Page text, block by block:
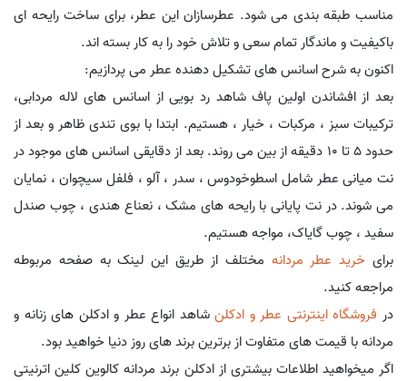
مناسب طبقه بندی می شود. عطرسازان این عطر، برای ساخت رایحه ای
باکیفیت و ماندگار تمام سعی و تلاش خود را به کار بسته اند.
اکنون به شرح اسانس های تشکیل دهنده عطر می پردازیم:
بعد از افشاندن اولین پاف شاهد رد بویی از اسانس های لاله مردابی،
ترکیبات سبز ، مرکبات ، خیار ، هستیم. ابتدا با بوی تندی ظاهر و بعد از
حدود 5 تا 10 دقیقه از بین می روند. بعد از دقایقی اسانس های موجود در
نت میانی عطر شامل اسطوخودوس ، سدر ، آلو ، فلفل سیچوان ، نمایان
می شوند. در نت پایانی با رایحه های مشک ، نعناع هندی ، چوب صندل
سفید ، چوب گایاک، مواجه هستیم.
برای خرید عطر مردانه مختلف از طریق این لینک به صفحه مربوطه
مراجعه کنید.
در فروشگاه اینترنتی عطر و ادکلنشاهد انواع عطر و ادکلن های زنانه و
مردانه با قیمت های متفاوت از برترین برند های روز دنیا خواهید بود.
اگر میخواهید اطلاعات بیشتری از ادکلن برند مردانه کالوین کلین اترنیتی